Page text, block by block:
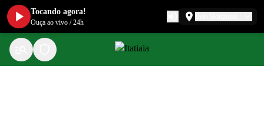
Tocando agora!
Ouça ao vivo /24h